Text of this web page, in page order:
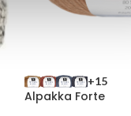
+15
Alpakka Forte